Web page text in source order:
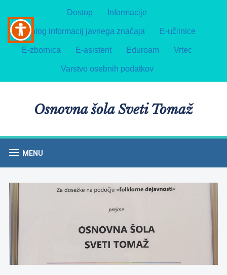
Dostop Informacije
Katalog informacij javnega značaja E-učilnice
E-zbornica E-asistent Eduroam Vrtec
Varstvo osebnih podatkov
Osnovna šola Sveti Tomaž
MENU